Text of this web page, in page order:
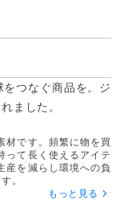
つなぐ商品を。ジ
ました。
材です。頻繁に物を買
って長く使えるアイテ
産を減らし環境への負
。
もっと見る